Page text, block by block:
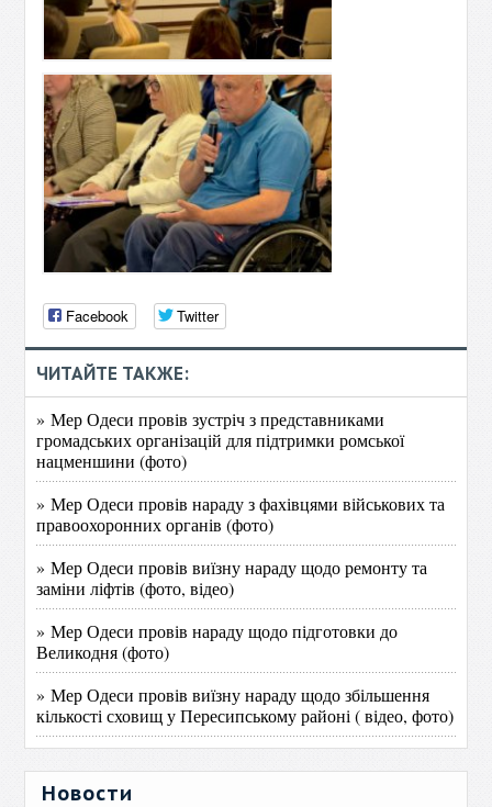
Facebook Twitter
ЧИТАЙТЕ ТАКЖЕ:
» Мер Одеси провів зустріч з представниками
громадських організацій для підтримки ромської
нацменшини (фото)
» Мер Одеси провів нараду з фахівцями військових та
правоохоронних органів (фото)
» Мер Одеси провів виїзну нараду щодо ремонту та
заміни ліфтів (фото, відео)
» Мер Одеси провів нараду щодо підготовки до
Великодня (фото)
» Мер Одеси провів виїзну нараду щодо збільшення
кількості сховищ у Пересипському районі ( відео, фото)
Новости